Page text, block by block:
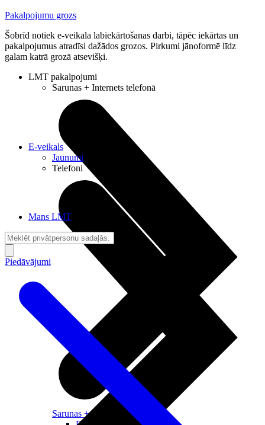
Pakalpojumu grozs
Šobrīd notiek e-veikala labiekārtošanas darbi, tāpēc iekārtas un
pakalpojumus atradīsi dažādos grozos. Pirkumi jānoformē līdz
galam katrā grozā atsevišķi.
LMT pakalpojumi
Sarunas + Internets telefonā
Sarunas + Internets
E-veikals
Jaunumi
Telefoni
Mans LMT
Piedāvājumi